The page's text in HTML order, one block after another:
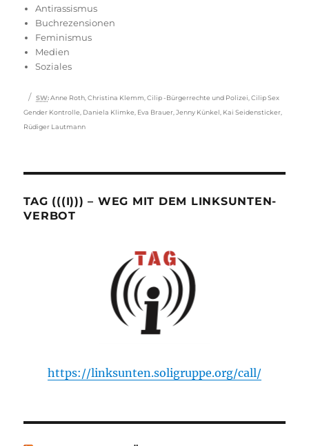
amAntirassismus
Buchrezensionen
Feminismus
Medien
Soziales
Schlagwörter
SW: Anne Roth ,Christina Klemm ,Cilip -Bürgerrechte und Polizei ,Cilip Sex
Gender Kontrolle Daniela Klimke Eva Brauer ,Jenny Künkel Kai Seidensticker
Rüdiger Lautmann
TAG (((I))) – WEG MIT DEM LINKSUNTEN-
VERBOT
https://linksunten.soligruppe.org/call/